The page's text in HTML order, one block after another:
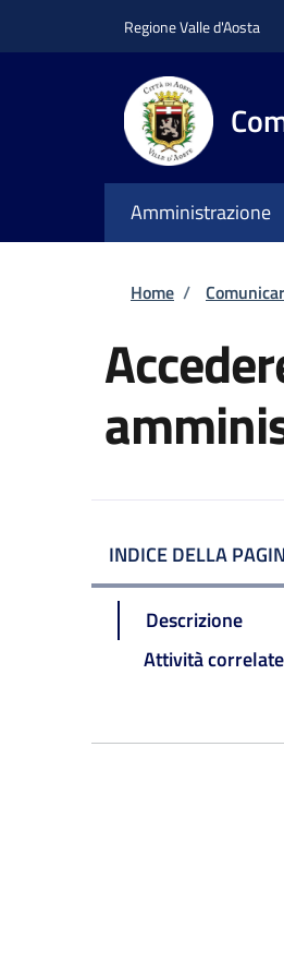
Regione Valle d'Aosta
Amministrazione
Briciole
Home /
INDICE DELLA
Descrizione
Attività correlate